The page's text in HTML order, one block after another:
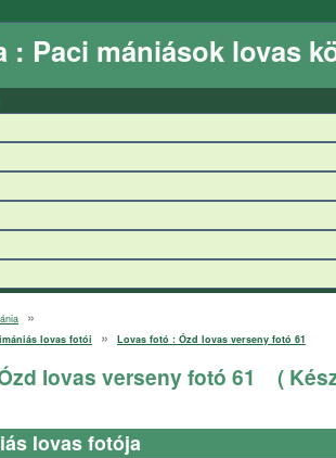
: Paci mániások lovas
»
lovas fotói » Lovas fotó : Ózd lovas verseny fotó 61
lovas verseny fotó 61 (
lovas fotója